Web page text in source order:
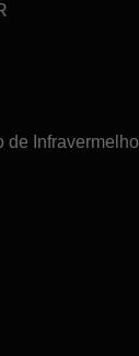
de Infravermelho